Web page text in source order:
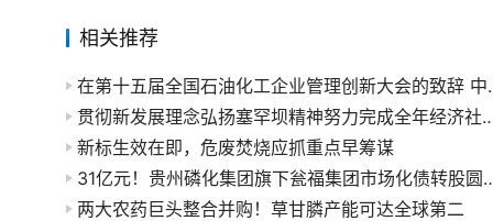
相关推荐
在第十五届全国石
贯彻新发展理念弘扬塞罕坝精神努
新标生效在即，危废焚烧应抓重点早筹谋
31亿元！贵州磷化集团
两大农药巨头整合并购！草甘膦产能可达全球第二